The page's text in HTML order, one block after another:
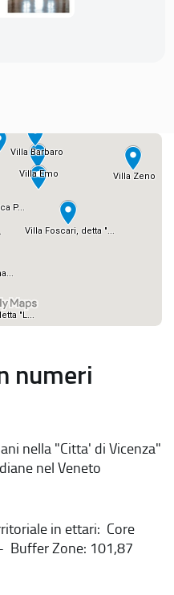
numeri
nella "Citta' di Vicenza"
nel Veneto
in ettari: Core
Buffer Zone: 101,87